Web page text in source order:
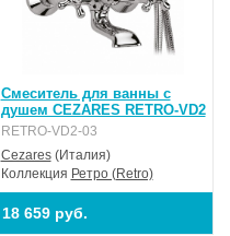
Смеситель для ванны с
душем CEZARES RETRO-VD2
RETRO-VD2-03
Cezares(Италия)
Коллекция Ретро (Retro)
18 659 руб.